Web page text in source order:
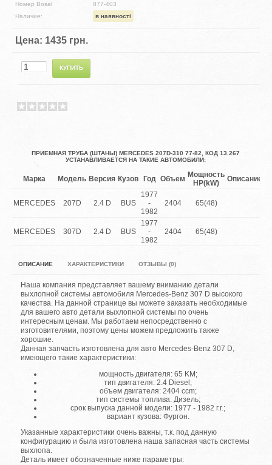
Номер Bosal
877-403
Наличие:
в наявності
Цена: 1435 грн.
ПРИЕМНАЯ ТРУБА (ШТАНЫ) MERCEDES 207D-310 77-82, КОД 13.267
УСТАНАВЛИВАЕТСЯ НА ТАКИЕ АВТОМОБИЛИ:
Марка Модель Версия Кузов Год Объем Мощность
HP(kW)
Описание
MERCEDES 207D 2.4 D BUS
1977
-
1982
2404 65(48)
MERCEDES 307D 2.4 D BUS
1977
-
1982
2404 65(48)
ОПИСАНИЕ ХАРАКТЕРИСТИКИ ОТЗЫВЫ (0)
Наша компания представляет вашему вниманию детали
выхлопной системы автомобиля Mercedes-Benz 307 D высокого
качества. На данной странице вы можете заказать необходимые
для вашего авто детали выхлопной системы по очень
интересным ценам. Мы работаем непосредственно с
изготовителями, поэтому цены можем предложить также
хорошие.
Данная запчасть изготовлена для авто Mercedes-Benz 307 D,
имеющего такие характеристики:
мощность двигателя: 65 KM;
тип двигателя: 2.4 Diesel;
объем двигателя: 2404 ccm;
тип системы топлива: Дизель;
срок выпуска данной модели: 1977 - 1982 г.г.;
вариант кузова: Фургон.
Указанные характеристики очень важны, т.к. под данную
конфигурацию и была изготовлена наша запасная часть системы
выхлопа.
Деталь имеет обозначенные ниже параметры: